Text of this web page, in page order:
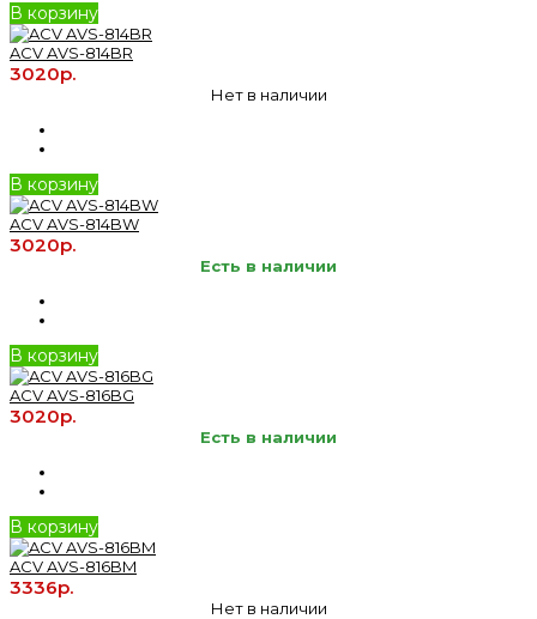
В корзину
ACV AVS-814BR
3020р.
Нет в наличии
В корзину
ACV AVS-814BW
3020р.
Есть в наличии
В корзину
ACV AVS-816BG
3020р.
Есть в наличии
В корзину
ACV AVS-816BM
3336р.
Нет в наличии